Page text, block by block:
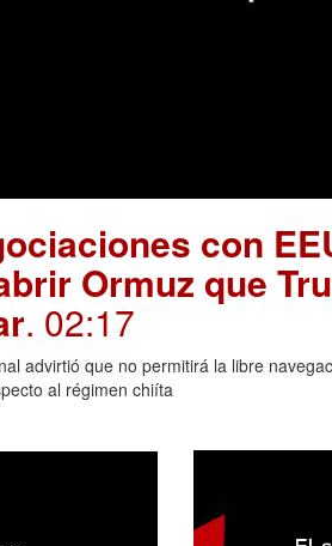
con
Ormuz que
. 02:17
advirtió que no permitirá la libre
al régimen chiíta